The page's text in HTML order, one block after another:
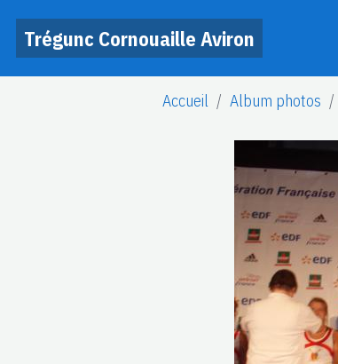
Trégunc Cornouaille Aviron
Accueil Album photos